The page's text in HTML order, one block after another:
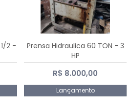
2 -
Prensa Hidraulica 60 TON - 3
HP
R$ 8.000,00
Lançamento